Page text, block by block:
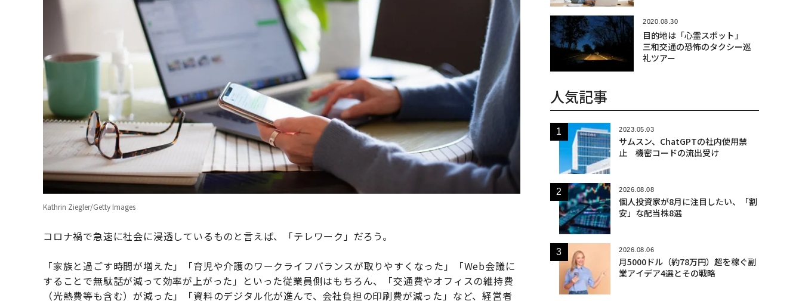
Kathrin Ziegler/Getty Images
コロナ禍で急速に社会に浸透しているものと言えば、「テレワーク」だろう。
「家族と過ごす時間が増えた」「育児や介護のワークライフバランスが取りやすくなった」「Web会議に
することで無駄話が減って効率が上がった」といった従業員側はもちろん、「交通費やオフィスの維持費
（光熱費等も含む）が減った」「資料のデジタル化が進んで、会社負担の印刷費が減った」など、経営者
2020.08.30
目的地は「心霊スポット」
三和交通の恐怖のタクシー巡
礼ツアー
人気記事
2023.05.03
サムスン、ChatGPTの社内使用禁
止 機密コードの流出受け
2026.08.08
個人投資家が8月に注目したい、「割
安」な配当株8選
2026.08.06
月5000ドル（約78万円）超を稼ぐ副
業アイデア4選とその戦略